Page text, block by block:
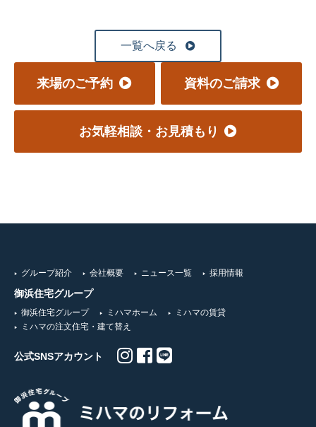
一覧へ戻る
来場のご予約
お気軽相談・お見積もり
資料のご請求
グループ紹介 会社概要 ニュース一覧 採用情報
御浜住宅グループ
御浜住宅グループ ミハマホーム
ミハマの賃貸
ミハマの注文住宅・建て替え
公式SNSアカウント